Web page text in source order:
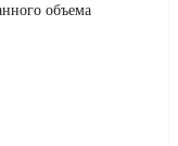
объема